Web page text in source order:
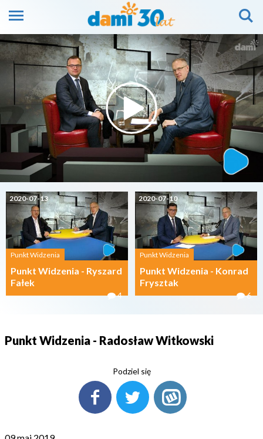
2020-07-13
Punkt Widzenia
Punkt Widzenia - Ryszard
Fałek
4
2020-07-10
Punkt Widzenia
Punkt Widzenia - Konrad
Frysztak
6
Punkt Widzenia - Radosław Witkowski
Podziel się